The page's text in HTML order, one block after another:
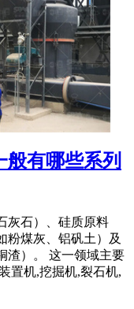
有哪些系列
灰石）、硅质原料
粉煤灰、铝矾土）及
渣）。 这一领域主要
置机,挖掘机,裂石机,